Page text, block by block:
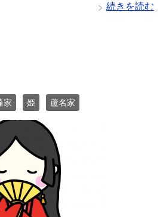
続きを読む
家 姫 蘆名家